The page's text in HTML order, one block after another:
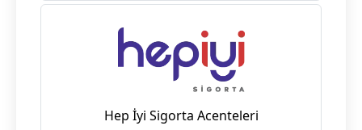
Hep İyi Sigorta Acenteleri